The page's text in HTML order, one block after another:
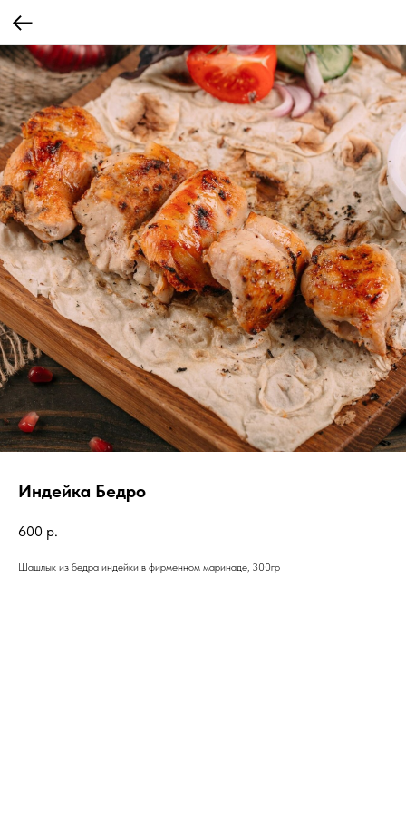
Индейка Бедро
600 р.
Шашлык из бедра индейки в фирменном маринаде, 300гр